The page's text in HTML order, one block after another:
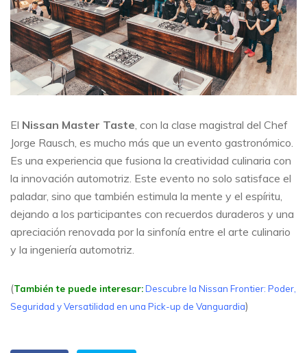
El Nissan Master Taste , con la clase magistral del Chef
Jorge Rausch, es mucho más que un evento gastronómico.
Es una experiencia que fusiona la creatividad culinaria con
la innovación automotriz. Este evento no solo satisface el
paladar, sino que también estimula la mente y el espíritu,
dejando a los participantes con recuerdos duraderos y una
apreciación renovada por la sinfonía entre el arte culinario
y la ingeniería automotriz.
(También te puede interesar:Descubre la Nissan Frontier: Poder,
Seguridad y Versatilidad en una Pick-up de Vanguardia)